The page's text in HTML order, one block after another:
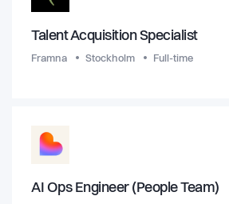
Talent Acquisition Specialist
Framna Stockholm Full-time
AI Ops Engineer (People Team)